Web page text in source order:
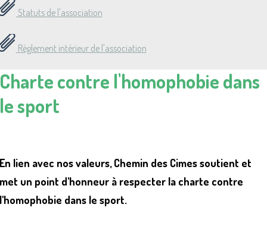
Statuts de l'association
Règlement intérieur de l'association
contre l'homophobie dans
sport
lien avec nos valeurs, Chemin des Cimes soutient et
un point d'honneur à respecter la charte contre
dans le sport.